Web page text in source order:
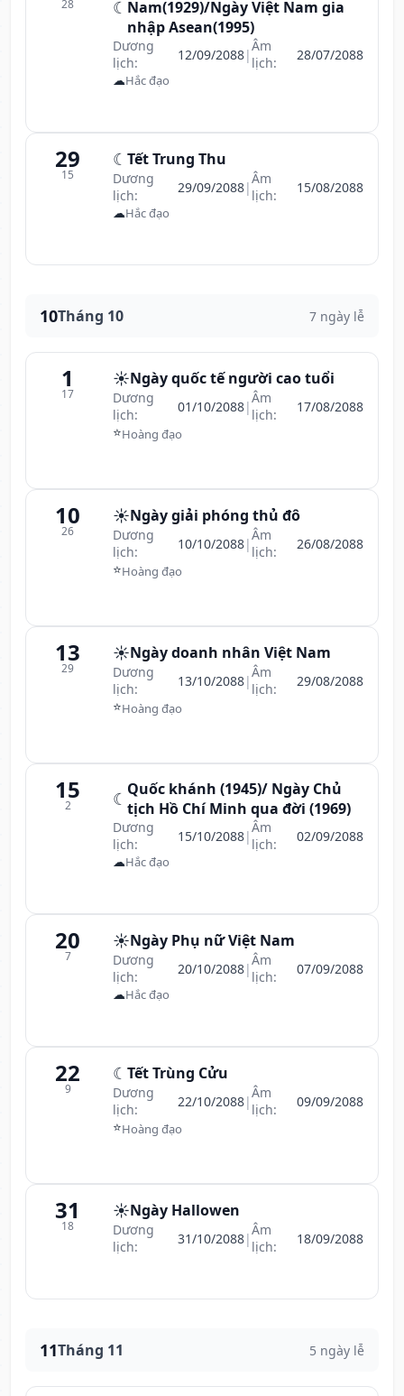
28 ☾ Nam(1929)/Ngày Việt Nam gia
nhập Asean(1995)
Dương
lịch:
12/09/2088|Âm
lịch:
28/07/2088
☁Hắc đạo
29
15
☾ Tết Trung Thu
Dương
lịch:
29/09/2088|Âm
lịch:
15/08/2088
☁Hắc đạo
10Tháng 10 7 ngày lễ
1
17
☀️Ngày quốc tế người cao tuổi
Dương
lịch:
01/10/2088|Âm
lịch:
17/08/2088
⭐Hoàng đạo
10
26
☀️Ngày giải phóng thủ đô
Dương
lịch:
10/10/2088|Âm
lịch:
26/08/2088
⭐Hoàng đạo
13
29
☀️Ngày doanh nhân Việt Nam
Dương
lịch:
13/10/2088|Âm
lịch:
29/08/2088
⭐Hoàng đạo
15
2 ☾ Quốc khánh (1945)/ Ngày Chủ
tịch Hồ Chí Minh qua đời (1969)
Dương
lịch:
15/10/2088|Âm
lịch:
02/09/2088
☁Hắc đạo
20
7
☀️Ngày Phụ nữ Việt Nam
Dương
lịch:
20/10/2088|Âm
lịch:
07/09/2088
☁Hắc đạo
22
9
☾ Tết Trùng Cửu
Dương
lịch:
22/10/2088|Âm
lịch:
09/09/2088
⭐Hoàng đạo
31
18
☀️Ngày Hallowen
Dương
lịch:
31/10/2088|Âm
lịch:
18/09/2088
11Tháng 11 5 ngày lễ